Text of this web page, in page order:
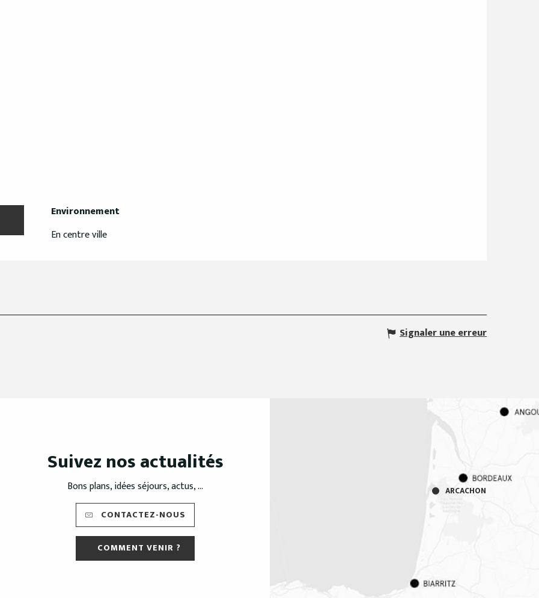
Environnement
Environnement
En centre ville
Signaler une erreur
Suivez nos actualités
Bons plans, idées séjours, actus, ...
CONTACTEZ-NOUS
COMMENT VENIR ?
ARCACHON